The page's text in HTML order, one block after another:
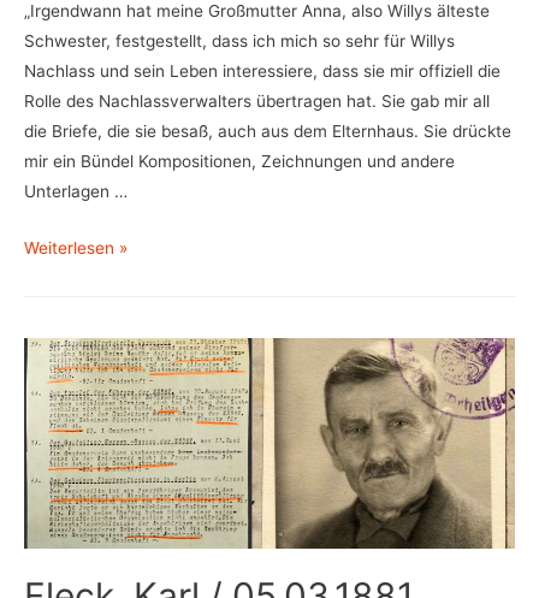
„Irgendwann hat meine Großmutter Anna, also Willys älteste
Schwester, festgestellt, dass ich mich so sehr für Willys
Nachlass und sein Leben interessiere, dass sie mir offiziell die
Rolle des Nachlassverwalters übertragen hat. Sie gab mir all
die Briefe, die sie besaß, auch aus dem Elternhaus. Sie drückte
mir ein Bündel Kompositionen, Zeichnungen und andere
Unterlagen …
Walther,
02
//
Karl-
Reinhard
Volz
über
Willy
Walther
Weiterlesen »